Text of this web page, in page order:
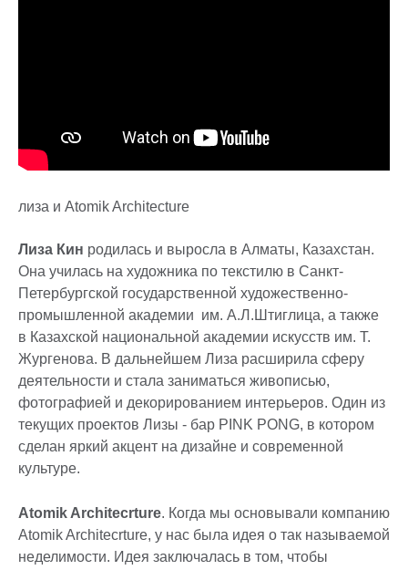
лиза и Atomik Architecture
Лиза Кин родилась и выросла в Алматы, Казахстан.
Она училась на художника по текстилю в Санкт-
Петербургской государственной художественно-
промышленной академии им. А.Л.Штиглица, а также
в Казахской национальной академии искусств им. Т.
Жургенова. В дальнейшем Лиза расширила сферу
деятельности и стала заниматься живописью,
фотографией и декорированием интерьеров. Один из
текущих проектов Лизы - бар PINK PONG, в котором
сделан яркий акцент на дизайне и современной
культуре.
Atomik Architecrture. Когда мы основывали компанию
Atomik Architecrture, у нас была идея о так называемой
неделимости. Идея заключалась в том, чтобы